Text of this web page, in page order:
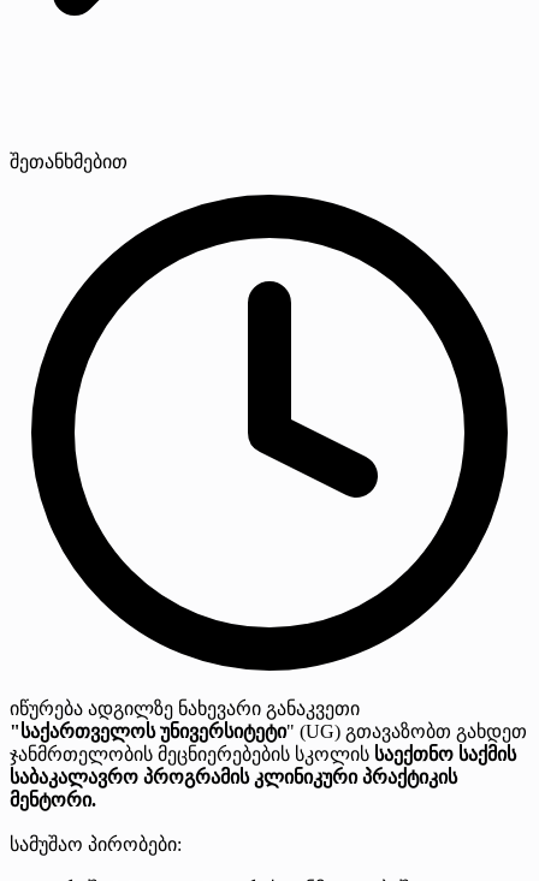
შეთანხმებით
იწურება ადგილზე ნახევარი განაკვეთი
"საქართველოს უნივერსიტეტი" (UG) გთავაზობთ გახდეთ
ჯანმრთელობის მეცნიერებების სკოლის საექთნო საქმის
საბაკალავრო პროგრამის კლინიკური პრაქტიკის
მენტორი.
სამუშაო პირობები: